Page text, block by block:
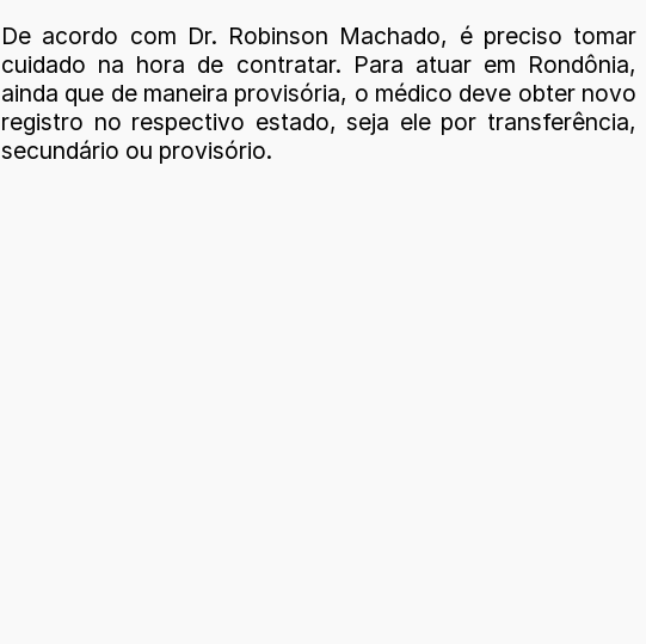
De acordo com Dr. Robinson Machado, é preciso tomar
cuidado na hora de contratar. Para atuar em Rondônia,
ainda que de maneira provisória, o médico deve obter novo
registro no respectivo estado, seja ele por transferência,
secundário ou provisório.